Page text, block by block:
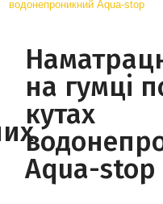
на гумці
кутах
Aqua-stop